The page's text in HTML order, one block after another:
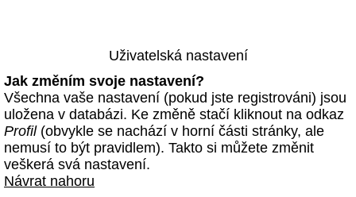
Uživatelská nastavení
Jak změním svoje nastavení?
Všechna vaše nastavení (pokud jste registrováni) jsou
uložena v databázi. Ke změně stačí kliknout na odkaz
Profil(obvykle se nachází v horní části stránky, ale
nemusí to být pravidlem). Takto si můžete změnit
veškerá svá nastavení.
Návrat nahoru